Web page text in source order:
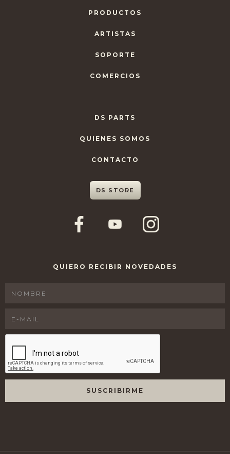
PRODUCTOS
ARTISTAS
SOPORTE
COMERCIOS
DS PARTS
QUIENES SOMOS
CONTACTO
DS STORE
QUIERO RECIBIR NOVEDADES